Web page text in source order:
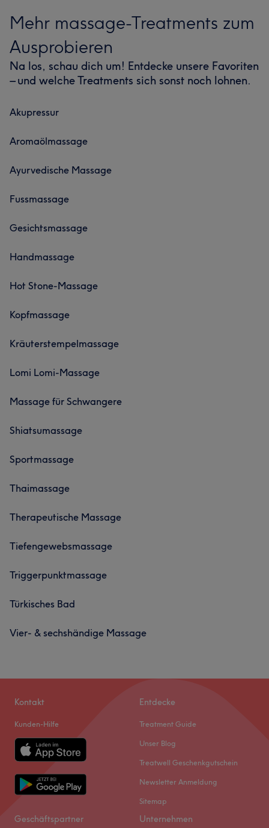
Mehr massage-Treatments zum
Ausprobieren
Na los, schau dich um! Entdecke unsere Favoriten
– und welche Treatments sich sonst noch lohnen.
Akupressur
Aromaölmassage
Ayurvedische Massage
Fussmassage
Gesichtsmassage
Handmassage
Hot Stone-Massage
Kopfmassage
Kräuterstempelmassage
Lomi Lomi-Massage
Massage für Schwangere
Shiatsumassage
Sportmassage
Thaimassage
Therapeutische Massage
Tiefengewebsmassage
Triggerpunktmassage
Türkisches Bad
Vier- & sechshändige Massage
Kontakt
Kunden-Hilfe
Entdecke
Treatment Guide
Unser Blog
Treatwell Geschenkgutschein
Newsletter Anmeldung
Sitemap
Geschäftspartner Unternehmen